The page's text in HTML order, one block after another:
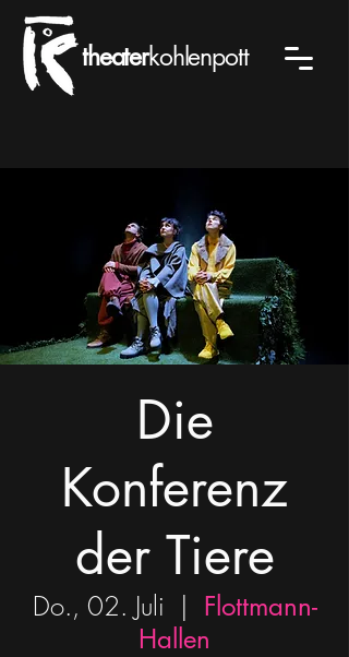
theaterkohlenpott
Die
Konferenz
der Tiere
Do., 02. Juli
  |
Flottmann-
Hallen